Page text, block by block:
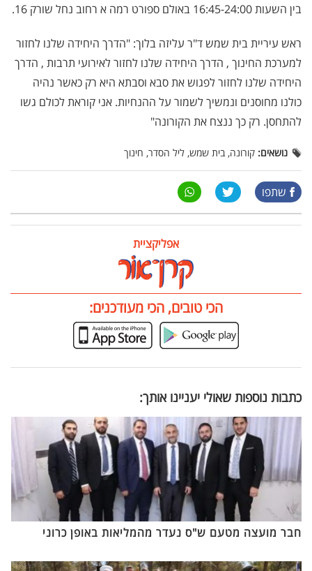
בין השעות 16:45-24:00 באולם ספורט רמה א רחוב נחל שורק 16.
ראש עיריית בית שמש ד"ר עליזה בלוך: "הדרך היחידה שלנו לחזור
למערכת החינוך , הדרך היחידה שלנו לחזור לאירועי תרבות , הדרך
היחידה שלנו לחזור לפגוש את סבא וסבתא היא רק כאשר נהיה
כולנו מחוסנים ונמשיך לשמור על ההנחיות. אני קוראת לכולם גשו
להתחסן. רק כך ננצח את הקורונה"
נושאים: קורונה, בית שמש, ליל הסדר, חינוך
שתפו
אפליקציית
הכי טובים, הכי מעודכנים:
כתבות נוספות שאולי יעניינו אותך:
חבר מועצה מטעם ש"ס נעדר מהמליאות באופן כרוני